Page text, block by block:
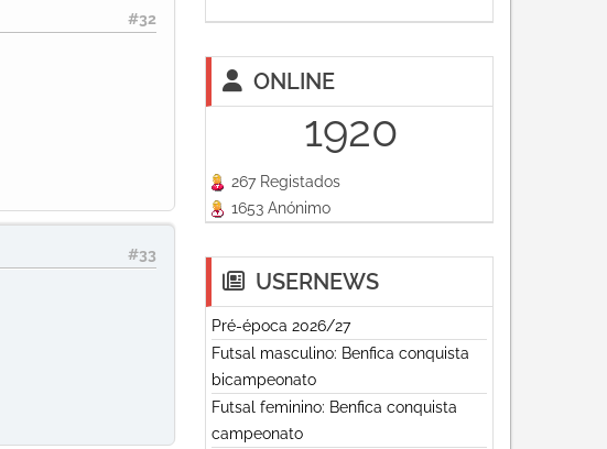
#32
#33
ONLINE
1920
267 Registados
1653 Anónimo
USERNEWS
Pré-época 2026/27
Futsal masculino: Benfica conquista
bicampeonato
Futsal feminino: Benfica conquista
campeonato